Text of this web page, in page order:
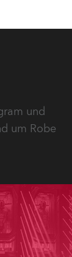
und
um Robe